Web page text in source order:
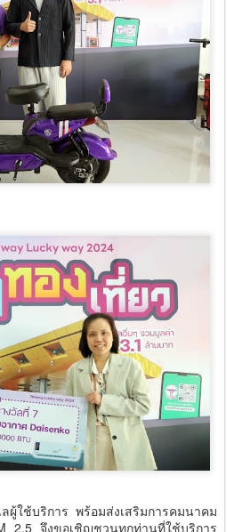
ผู้ใช้บริการ พร้อมส่งเสริมการคมนาคม
2.5 จึงขอเชิญชวนทุกท่านที่ใช้บริการ